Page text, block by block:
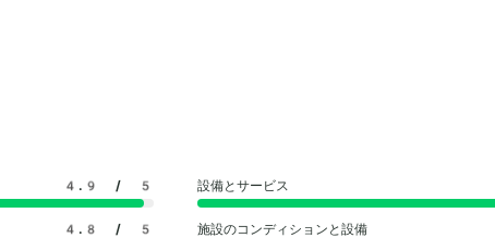
4.9 / 5
4.8 / 5
設備とサービス
施設のコンディションと設備